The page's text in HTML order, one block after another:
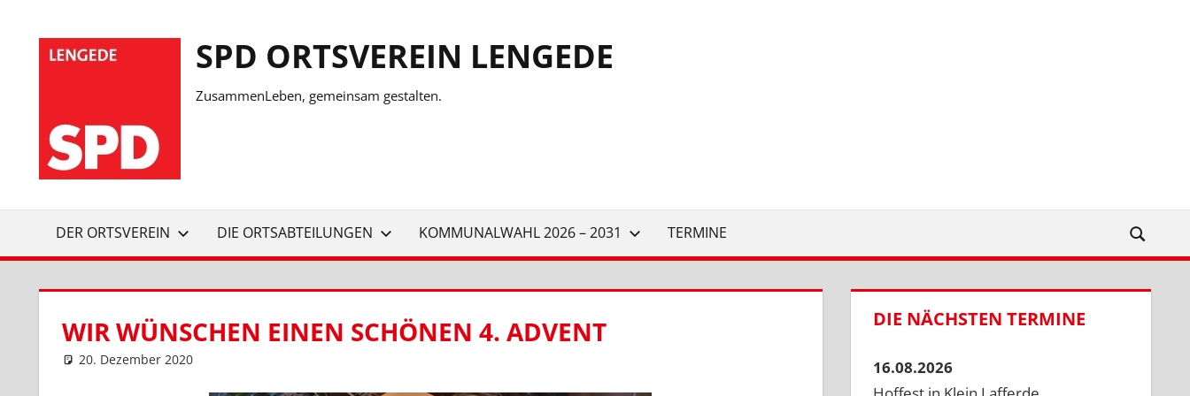
springen
SPD ORTSVEREIN LENGEDE
ZusammenLeben, gemeinsam gestalten.
DER ORTSVEREIN DIE ORTSABTEILUNGEN KOMMUNALWAHL 2026 – 2031 TERMINE
WIR WÜNSCHEN EINEN SCHÖNEN 4. ADVENT
20. Dezember 2020
DIE NÄCHSTEN TERMINE
16.08.2026